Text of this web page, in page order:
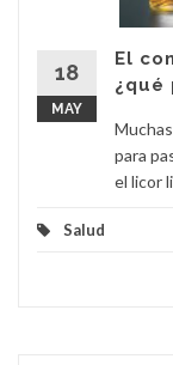
18
MAY
El
¿qué
para
el licor
Salud